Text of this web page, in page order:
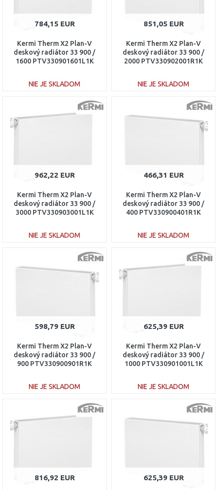
784,15 EUR
Kermi Therm X2 Plan-V
deskový radiátor 33 900 /
1600 PTV330901601L1K
NIE JE SKLADOM
DO KOŠÍKA
851,05 EUR
Kermi Therm X2 Plan-V
deskový radiátor 33 900 /
2000 PTV330902001R1K
NIE JE SKLADOM
DO KOŠÍKA
Porovnať
962,22 EUR
Kermi Therm X2 Plan-V
deskový radiátor 33 900 /
3000 PTV330903001L1K
NIE JE SKLADOM
DO KOŠÍKA
Porovnať
466,31 EUR
Kermi Therm X2 Plan-V
deskový radiátor 33 900 /
400 PTV330900401R1K
NIE JE SKLADOM
DO KOŠÍKA
598,79 EUR
Kermi Therm X2 Plan-V
deskový radiátor 33 900 /
900 PTV330900901R1K
NIE JE SKLADOM
DO KOŠÍKA
625,39 EUR
Kermi Therm X2 Plan-V
deskový radiátor 33 900 /
1000 PTV330901001L1K
NIE JE SKLADOM
DO KOŠÍKA
Porovnať
816,92 EUR 625,39 EUR